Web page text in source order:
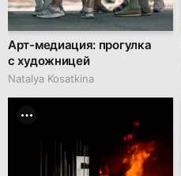
Арт-медиация: прогулка
с художницей
Natalya Kosatkina